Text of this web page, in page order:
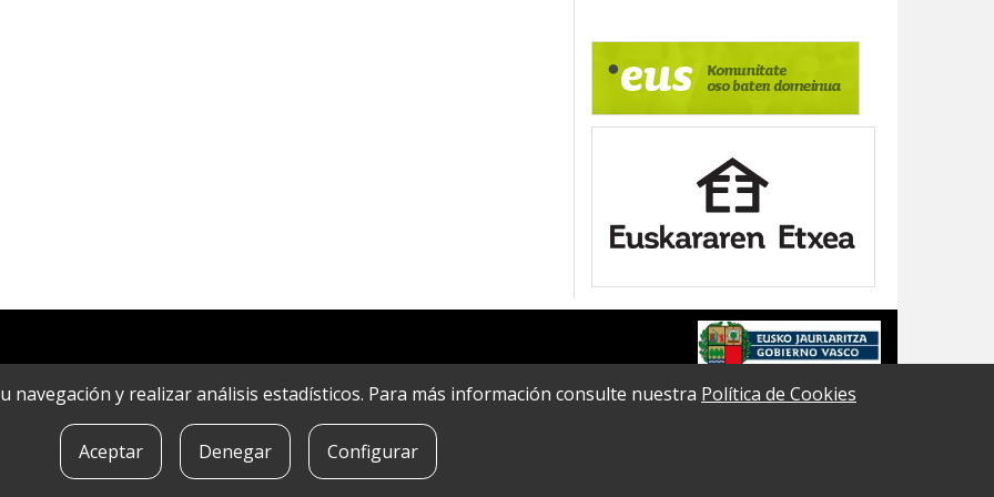
POLíTICA DE COOKIES | CONTACTO
navegación y realizar análisis estadísticos. Para más información consulte nuestra Política de Cookies
Aceptar Denegar Configurar